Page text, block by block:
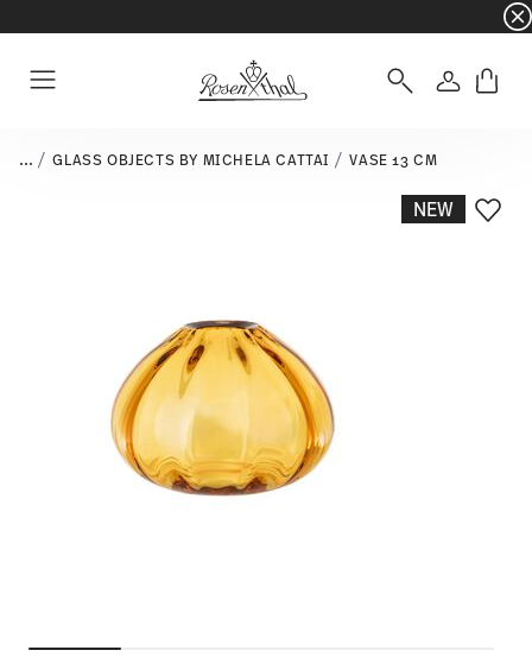
☀️ Summer SALE sur une sélection d'articles
... GLASS OBJECTS BY MICHELA CATTAI VASE 13 CM
NEW Liste